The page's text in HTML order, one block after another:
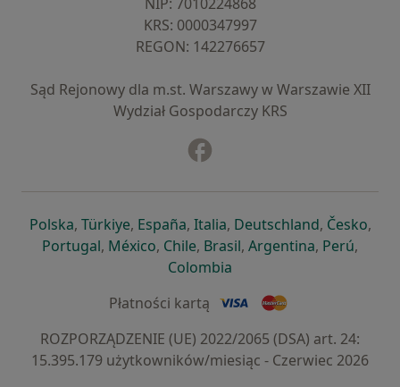
KRS: ⁠0000347997
REGON: ⁠142276657
Sąd Rejonowy dla m.st. Warszawy w Warszawie XII
Wydział Gospodarczy KRS
Polskaotwiera się w nowej karcie
, Türkiyeotwiera się w nowej karcie
, Españaotwiera się w nowej karcie
, Italiaotwiera się w nowej
, Deutschlandotwiera się
, Česko,
Portugalotwiera się w nowej karcie
, Méxicootwiera się w nowej karcie
, Chileotwiera się w nowej karcie
, Brasilotwiera się w nowej
, Argentinaotwiera się
, Perú,
Colombia
Płatności kartą
ROZPORZĄDZENIE (UE) 2022/2065 (DSA) art. 24:
15.395.179 użytkowników/miesiąc - Czerwiec 2026